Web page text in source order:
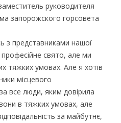
руководителя
запорожского горсовета
з представниками нашої
професійне свято, але ми
тяжких умовах. Але я хотів
місцевого
все люди, яким довірила
в тяжких умовах, але
за майбутнє,